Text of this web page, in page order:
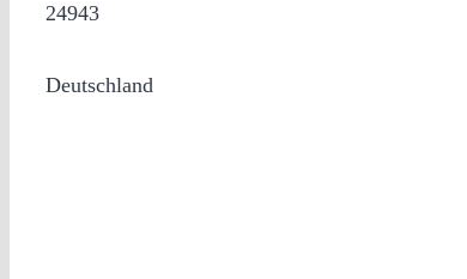
24943
Deutschland